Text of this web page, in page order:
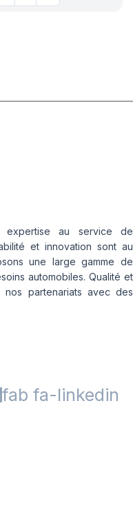
expertise au service de
et innovation sont au
une large gamme de
automobiles. Qualité et
partenariats avec des
fab fa-linkedin